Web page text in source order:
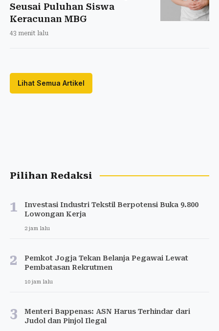
Seusai Puluhan Siswa
Keracunan MBG
43 menit lalu
Lihat Semua Artikel
Pilihan Redaksi
1
Investasi Industri Tekstil Berpotensi Buka 9.800
Lowongan Kerja
2 jam lalu
2
Pemkot Jogja Tekan Belanja Pegawai Lewat
Pembatasan Rekrutmen
10 jam lalu
3
Menteri Bappenas: ASN Harus Terhindar dari
Judol dan Pinjol Ilegal